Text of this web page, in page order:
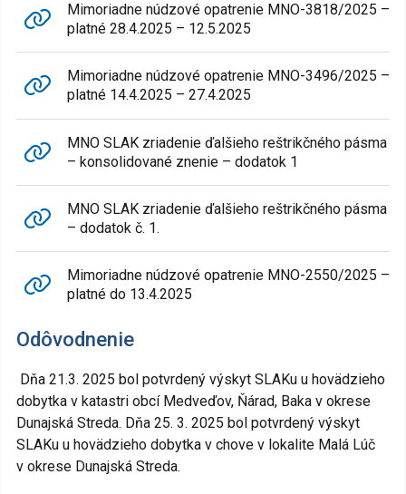
Mimoriadne núdzové opatrenie MNO-3818/2025 –
platné 28.4.2025 – 12.5.2025
Mimoriadne núdzové opatrenie MNO-3496/2025 –
platné 14.4.2025 – 27.4.2025
MNO SLAK zriadenie ďalšieho reštrikčného pásma
– konsolidované znenie – dodatok 1
MNO SLAK zriadenie ďalšieho reštrikčného pásma
– dodatok č. 1.
Mimoriadne núdzové opatrenie MNO-2550/2025 –
platné do 13.4.2025
Odôvodnenie
Dňa 21.3. 2025 bol potvrdený výskyt SLAKu u hovädzieho
dobytka v katastri obcí Medveďov, Ňárad, Baka v okrese
Dunajská Streda. Dňa 25. 3. 2025 bol potvrdený výskyt
SLAKu u hovädzieho dobytka v chove v lokalite Malá Lúč
v okrese Dunajská Streda.